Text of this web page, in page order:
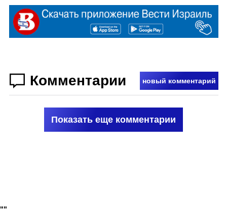
Комментарии новый комментарий
Показать еще комментарии
""